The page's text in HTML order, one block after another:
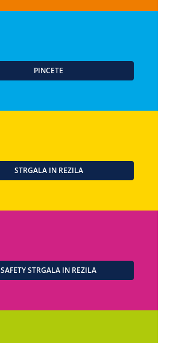
PINCETE
STRGALA IN REZILA
SAFETY STRGALA IN REZILA